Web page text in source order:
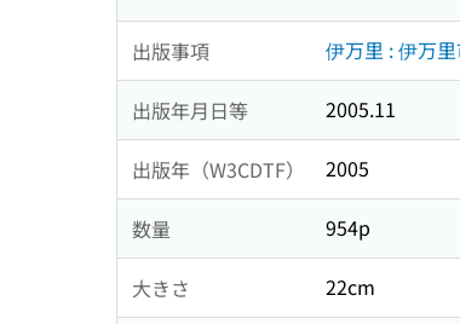
出版事項 伊万里 : 伊万
出版年月日等 2005.11
出版年（W3CDTF） 2005
数量 954p
大きさ 22cm